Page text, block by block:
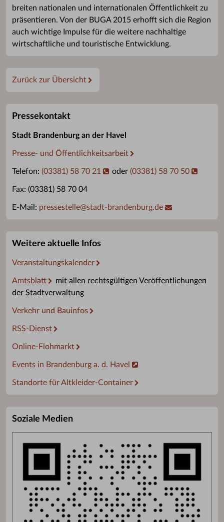
breiten nationalen und internationalen Öffentlichkeit zu
präsentieren. Von der BUGA 2015 erhofft sich die Region
auch wichtige Impulse für die weitere nachhaltige
wirtschaftliche und touristische Entwicklung.
Zurück zur Übersicht
Pressekontakt
Stadt Brandenburg an der Havel
Presse- und Öffentlichkeitsarbeit
Telefon: (03381) 58 70 21 oder (03381) 58 70 50
Fax: (03381) 58 70 04
E-Mail: pressestelle@stadt-brandenburg.de
Weitere aktuelle Infos
Veranstaltungskalender
Amtsblatt
mit allen rechtsgültigen Veröffentlichungen
der Stadtverwaltung
Verkehr und Bauinfos
RSS-Dienst
Online-Flohmarkt
Events in Brandenburg a. d. Havel
Standorte für Altkleider-Container
Soziale Medien